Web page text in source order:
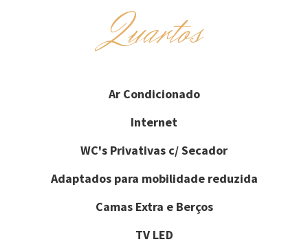
Quartos
Ar Condicionado
Internet
WC's Privativas c/ Secador
Adaptados para mobilidade reduzida
Camas Extra e Berços
TV LED